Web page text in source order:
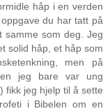
håp i en verden
du har tatt på
samme som deg. Jeg
solid håp, et håp som
men på
jeg bare var ung
fikk jeg hjelp til å sette
i Bibelen om en